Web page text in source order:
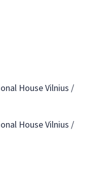
House Vilnius /
House Vilnius /